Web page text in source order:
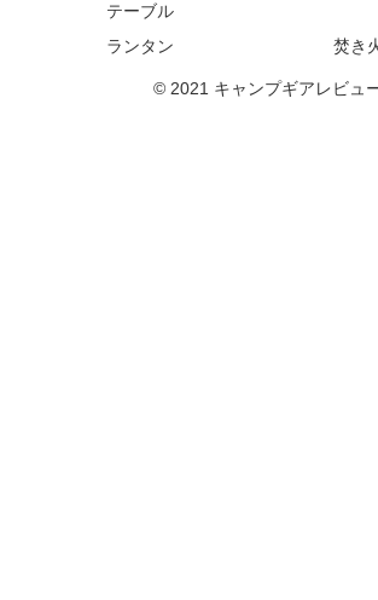
テーブル
ランタン
焚き
© 2021 キャンプギアレビュ